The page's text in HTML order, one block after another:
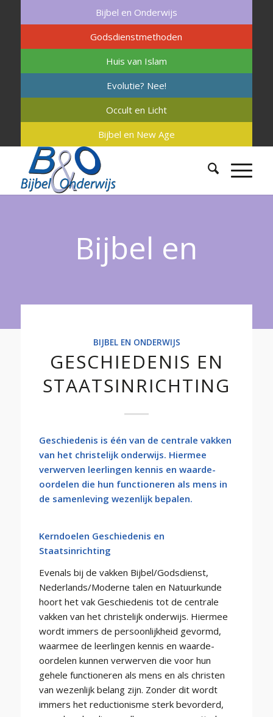
Bijbel en Onderwijs
Godsdienstmethoden
Huis van Islam
Evolutie? Nee!
Occult en Licht
Bijbel en New Age
Bijbel en
Onderwijs
BIJBEL EN ONDERWIJS
GESCHIEDENIS EN
STAATSINRICHTING
Geschiedenis is één van de centrale vakken
van het christelijk onderwijs. Hiermee
verwerven leerlingen kennis en waarde-
oordelen die hun functioneren als mens in
de samenleving wezenlijk bepalen.
Kerndoelen Geschiedenis en
Staatsinrichting
Evenals bij de vakken Bijbel/Godsdienst,
Nederlands/Moderne talen en Natuurkunde
hoort het vak Geschiedenis tot de centrale
vakken van het christelijk onderwijs. Hiermee
wordt immers de persoonlijkheid gevormd,
waarmee de leerlingen kennis en waarde-
oordelen kunnen verwerven die voor hun
gehele functioneren als mens en als christen
van wezenlijk belang zijn. Zonder dit wordt
immers het reductionisme sterk bevorderd,